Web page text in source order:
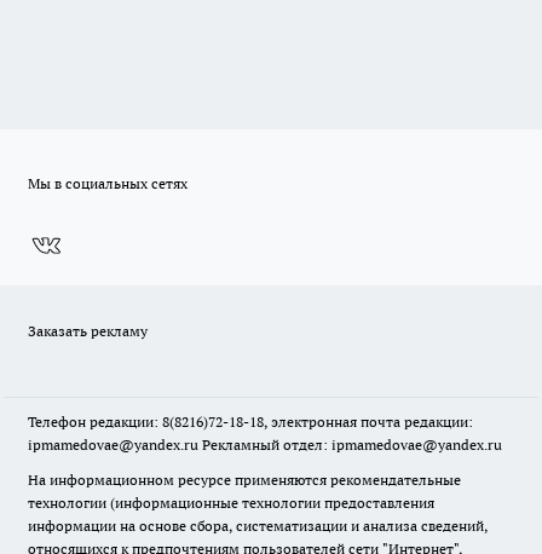
Мы в социальных сетях
Заказать рекламу
Телефон редакции: 8(8216)72-18-18, электронная почта редакции:
ipmamedovae@yandex.ru Рекламный отдел: ipmamedovae@yandex.ru
На информационном ресурсе применяются рекомендательные
технологии (информационные технологии предоставления
информации на основе сбора, систематизации и анализа сведений,
относящихся к предпочтениям пользователей сети "Интернет",